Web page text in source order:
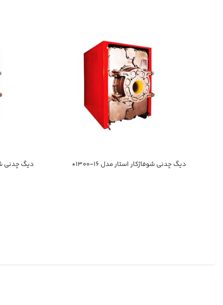
دیگ چدنی شوفاژکار استار مدل ۱۶-۱۳۰۰* دیگ چدنی